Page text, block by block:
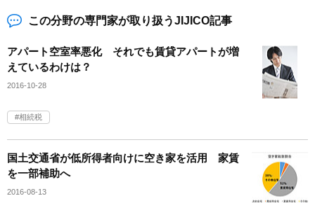
この分野の専門家が取り扱うJIJICO記事
アパート空室率悪化 それでも賃貸アパートが増
えているわけは？
2016-10-28
相続税
国土交通省が低所得者向けに空き家を活用 家賃
を一部補助へ
2016-08-13